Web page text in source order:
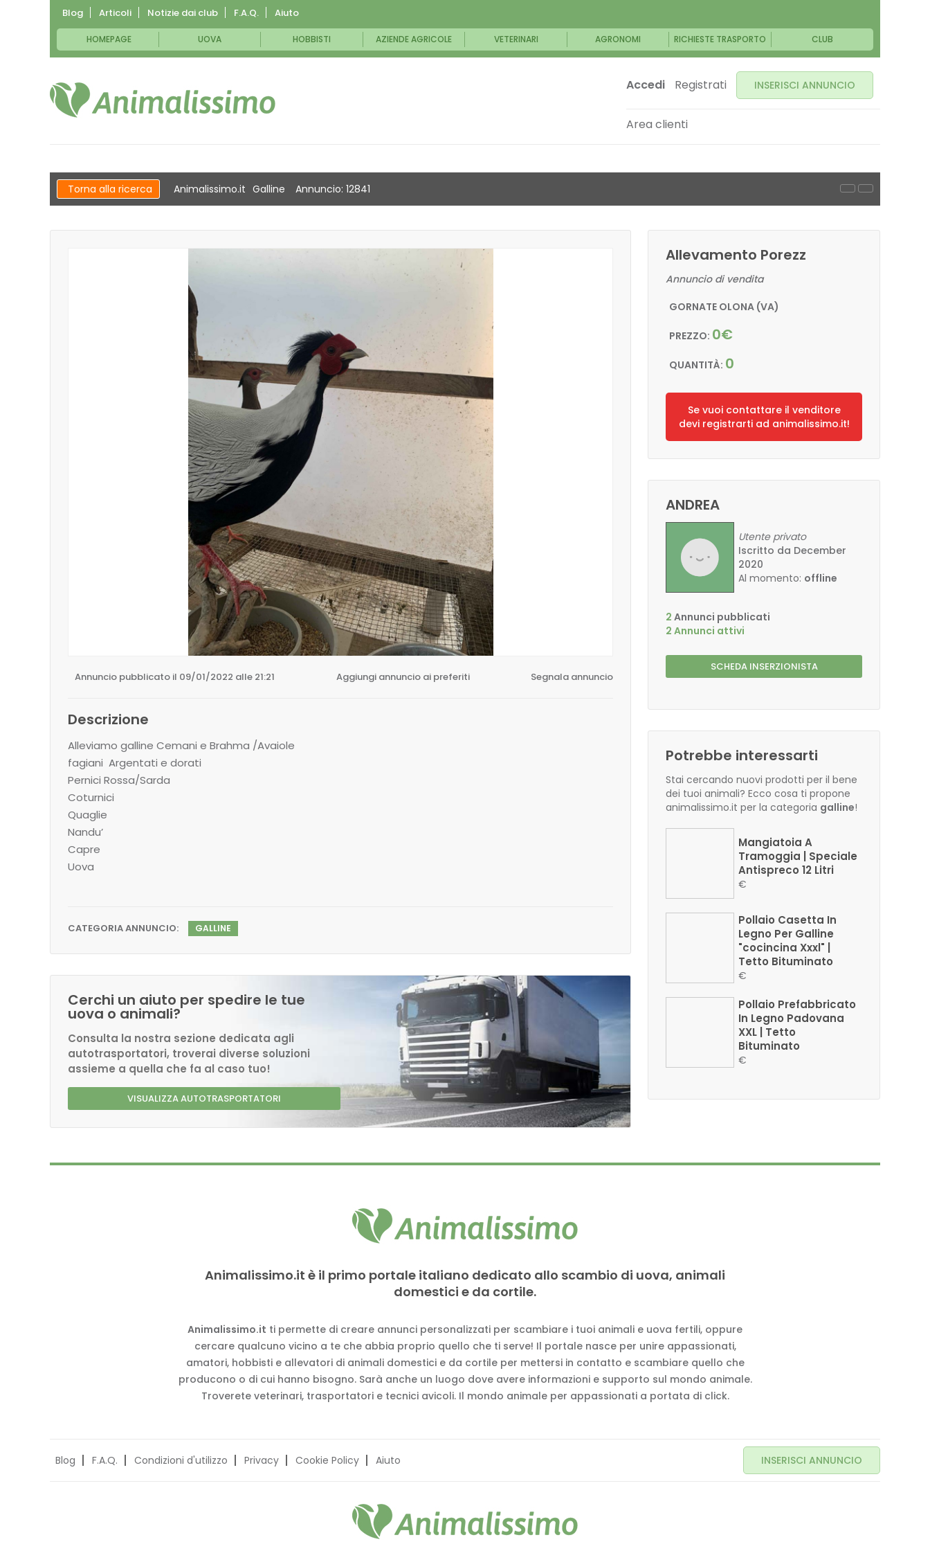
Blog Articoli Notizie dai club F.A.Q. Aiuto
HOMEPAGE UOVA HOBBISTI AZIENDE AGRICOLE VETERINARI AGRONOMI RICHIESTE TRASPORTO CLUB
Accedi Registrati INSERISCI ANNUNCIO
Area clienti
Torna alla ricerca Animalissimo.it Galline Annuncio: 12841
Annuncio pubblicato il 09/01/2022 alle 21:21 Aggiungi annuncio ai preferiti Segnala annuncio
Descrizione
Alleviamo galline Cemani e Brahma /Avaiole
fagiani Argentati e dorati
Pernici Rossa/Sarda
Coturnici
Quaglie
Nandu’
Capre
Uova
CATEGORIA ANNUNCIO: GALLINE
Cerchi un aiuto per spedire le tue
uova o animali?
Consulta la nostra sezione dedicata agli
autotrasportatori, troverai diverse soluzioni
assieme a quella che fa al caso tuo!
VISUALIZZA AUTOTRASPORTATORI
Allevamento Porezz
Annuncio di vendita
GORNATE OLONA (VA)
PREZZO: 0€
QUANTITÀ: 0
Se vuoi contattare il venditore
devi registrarti ad animalissimo.it!
ANDREA
Utente privato
Iscritto da December
2020
Al momento: offline
2 Annunci pubblicati
2 Annunci attivi
SCHEDA INSERZIONISTA
Potrebbe interessarti
Stai cercando nuovi prodotti per il bene
dei tuoi animali? Ecco cosa ti propone
animalissimo.it per la categoria galline!
Mangiatoia A
Tramoggia | Speciale
Antispreco 12 Litri
€
Pollaio Casetta In
Legno Per Galline
"cocincina Xxxl" |
Tetto Bituminato
€
Pollaio Prefabbricato
In Legno Padovana
XXL | Tetto
Bituminato
€
Animalissimo.it è il primo portale italiano dedicato allo scambio di uova, animali
domestici e da cortile.
Animalissimo.it ti permette di creare annunci personalizzati per scambiare i tuoi animali e uova fertili, oppure
cercare qualcuno vicino a te che abbia proprio quello che ti serve! Il portale nasce per unire appassionati,
amatori, hobbisti e allevatori di animali domestici e da cortile per mettersi in contatto e scambiare quello che
producono o di cui hanno bisogno. Sarà anche un luogo dove avere informazioni e supporto sul mondo animale.
Troverete veterinari, trasportatori e tecnici avicoli. Il mondo animale per appassionati a portata di click.
Blog F.A.Q. Condizioni d'utilizzo Privacy Cookie Policy Aiuto INSERISCI ANNUNCIO